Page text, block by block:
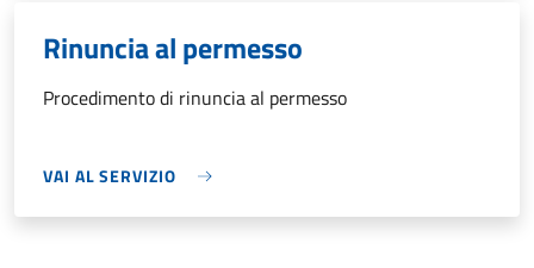
Rinuncia al permesso
Procedimento di rinuncia al permesso
VAI AL SERVIZIO